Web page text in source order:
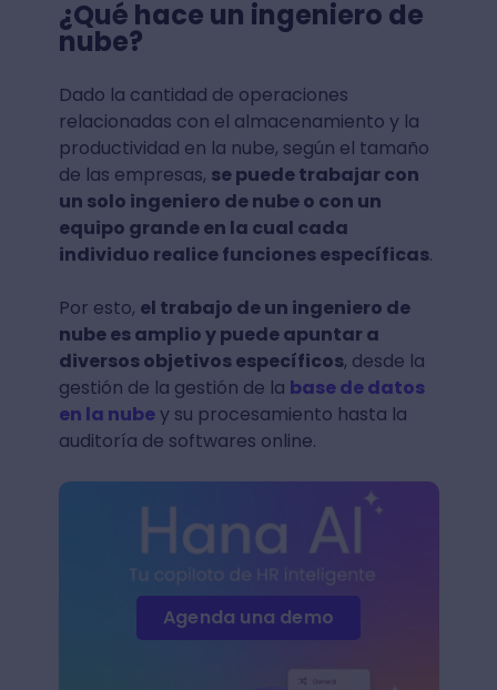
¿Qué hace un ingeniero de
nube?
Dado la cantidad de operaciones
relacionadas con el almacenamiento y la
productividad en la nube, según el tamaño
de las empresas, se puede trabajar con
un solo ingeniero de nube o con un
equipo grande en la cual cada
individuo realice funciones específicas.
Por esto, el trabajo de un ingeniero de
nube es amplio y puede apuntar a
diversos objetivos específicos, desde la
gestión de la gestión de la base de datos
en la nubey su procesamiento hasta la
auditoría de softwares online.
Agenda una demo